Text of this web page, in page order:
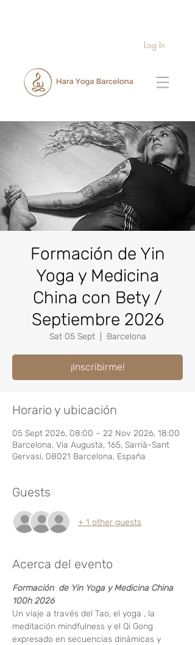
Log In
Formación de Yin
Yoga y Medicina
China con Bety /
Septiembre 2026
Sat 05 Sept
  |
Barcelona
¡Inscribirme!
Horario y ubicación
05 Sept 2026, 08:00 – 22 Nov 2026, 18:00
Barcelona, Via Augusta, 165, Sarrià-Sant
Gervasi, 08021 Barcelona, España
Guests
+ 1 other guests
Acerca del evento
Formación  de Yin Yoga y Medicina China
100h 2026
Un viaje a través del Tao, el yoga , la
meditación mindfulness y el Qi Gong
expresado en secuencias dinámicas y